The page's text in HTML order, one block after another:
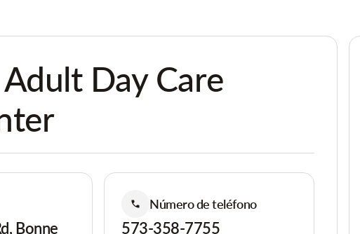
Day Care
Bonne
Número de teléfono
573-358-7755